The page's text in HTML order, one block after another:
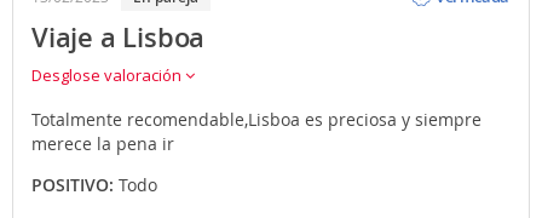
Viaje a Lisboa
Desglose valoración
Totalmente recomendable,Lisboa es preciosa y siempre
merece la pena ir
POSITIVO: Todo